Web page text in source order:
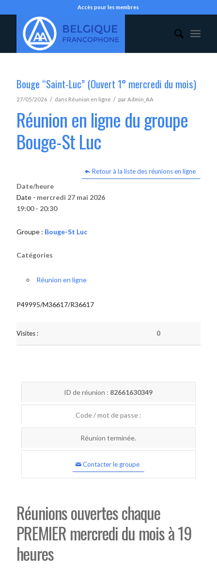
Accès pour les membres
Bouge “Saint-Luc” (Ouvert 1° mercredi du mois)
27/05/2026 / dans Réunion en ligne / parAdmin_AA
Réunion en ligne du groupe
Bouge-St Luc
Retour à la liste des réunions en ligne
Date/heure
Date - mercredi 27 mai 2026
19:00 - 20:30
Groupe : Bouge-St Luc
Catégories
Réunion en ligne
P49995/M36617/R36617
Visites : 0
ID de réunion : 82661630349
Code / mot de passe :
Réunion terminée.
Contacter le groupe
Réunions ouvertes chaque
PREMIER mercredi du mois à 19
heures